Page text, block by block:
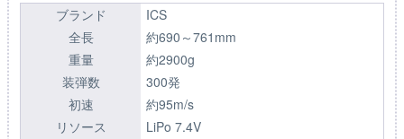
ブランド
ICS
全長
約690～761mm
重量
約2900g
装弾数
300発
初速
約95m/s
リソース
LiPo 7.4V